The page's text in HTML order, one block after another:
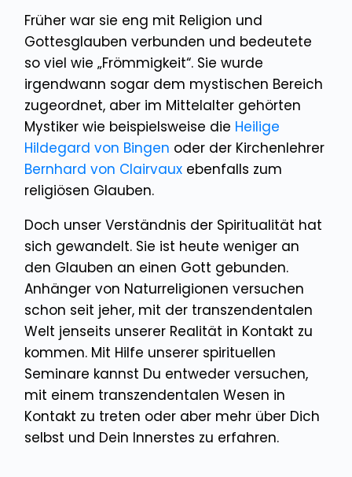
Früher war sie eng mit Religion und
Gottesglauben verbunden und bedeutete
so viel wie „Frömmigkeit“. Sie wurde
irgendwann sogar dem mystischen Bereich
zugeordnet, aber im Mittelalter gehörten
Mystiker wie beispielsweise die Heilige
Hildegard von Bingen oder der Kirchenlehrer
Bernhard von Clairvaux ebenfalls zum
religiösen Glauben.
Doch unser Verständnis der Spiritualität hat
sich gewandelt. Sie ist heute weniger an
den Glauben an einen Gott gebunden.
Anhänger von Naturreligionen versuchen
schon seit jeher, mit der transzendentalen
Welt jenseits unserer Realität in Kontakt zu
kommen. Mit Hilfe unserer spirituellen
Seminare kannst Du entweder versuchen,
mit einem transzendentalen Wesen in
Kontakt zu treten oder aber mehr über Dich
selbst und Dein Innerstes zu erfahren.